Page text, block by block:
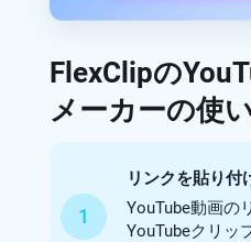
FlexClipの
メーカーの使
1
リンクを貼り付
YouTube動画の
YouTubeクリッ